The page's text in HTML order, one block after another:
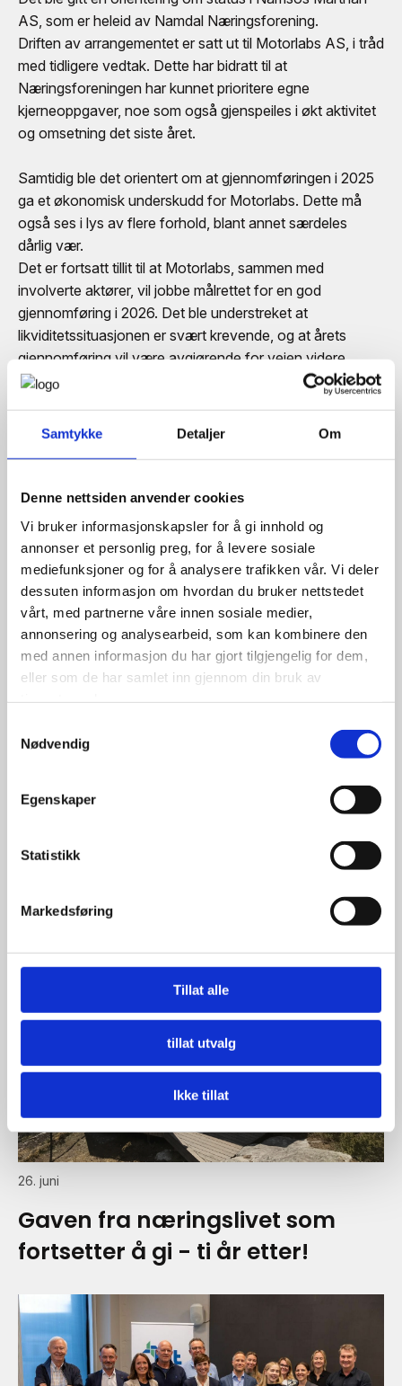
Samtykke Detaljer Om
Denne nettsiden anvender cookies
Vi bruker informasjonskapsler for å gi innhold og
annonser et personlig preg, for å levere sosiale
mediefunksjoner og for å analysere trafikken vår. Vi deler
dessuten informasjon om hvordan du bruker nettstedet
vårt, med partnerne våre innen sosiale medier,
annonsering og analysearbeid, som kan kombinere den
med annen informasjon du har gjort tilgjengelig for dem,
eller som de har samlet inn gjennom din bruk av
Nødvendig
Egenskaper
Statistikk
Markedsføring
Tillat alle
tillat utvalg
Ikke tillat
AS, som er heleid av Namdal Næringsforening.
Driften av arrangementet er satt ut til Motorlabs AS, i tråd
med tidligere vedtak. Dette har bidratt til at
Næringsforeningen har kunnet prioritere egne
kjerneoppgaver, noe som også gjenspeiles i økt aktivitet
og omsetning det siste året.
Samtidig ble det orientert om at gjennomføringen i 2025
ga et økonomisk underskudd for Motorlabs. Dette må
også ses i lys av flere forhold, blant annet særdeles
dårlig vær.
Det er fortsatt tillit til at Motorlabs, sammen med
involverte aktører, vil jobbe målrettet for en god
gjennomføring i 2026. Det ble understreket at
likviditetssituasjonen er svært krevende, og at årets
gjennomføring vil være avgjørende for veien videre.
Takk for engasjementet
Vi ønsker å takke alle som deltok på
generalforsamlingen, og ikke minst alle medlemmer som
Vi er helt avhengige av engasjementet fra dere
medlemmer – det er sammen vi utvikler regionen.
Del på sosiale medier
26. juni
Gaven fra næringslivet som
fortsetter å gi - ti år etter!